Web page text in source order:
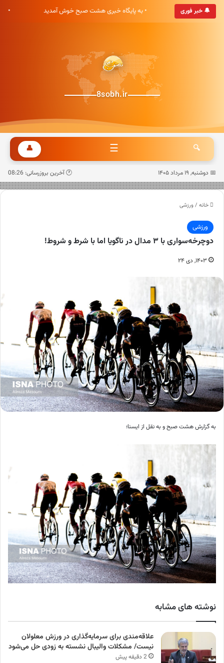
🔔 خبر فوری • به پایگاه خبری هشت صبح خوش آمدید
8sobh.ir
🔍
☰
👤
📅 دوشنبه, ۱۹ مرداد ۱۴۰۵ 🕐 آخرین بروزرسانی: 08:26
خانه /ورزشی
ورزشی
دوچرخه‌سواری با ۳ مدال در ناگویا اما با شرط و شروط!
۱۴۰۳, دی ۲۴
به گزارش هشت صبح و به نقل از ایسنا؛
نوشته های مشابه
علاقه‌مندی برای سرمایه‌گذاری در ورزش معلولان
نیست/ مشکلات والیبال نشسته به زودی حل می‌شود
2 دقیقه پیش